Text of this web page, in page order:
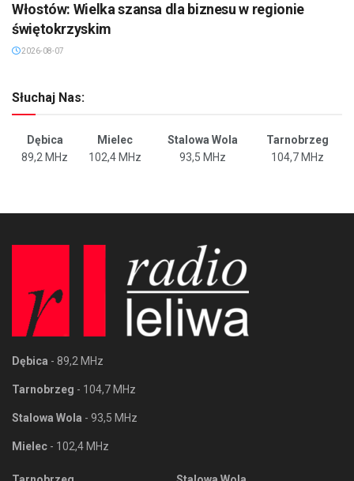
Włostów: Wielka szansa dla biznesu w regionie
świętokrzyskim
2026-08-07
Słuchaj Nas:
Dębica Mielec Stalowa Wola
Tarnobrzeg
89,2 MHz
102,4 MHz 93,5 MHz 104,7 MHz
Dębica - 89,2 MHz
Tarnobrzeg - 104,7 MHz
Stalowa Wola - 93,5 MHz
Mielec - 102,4 MHz